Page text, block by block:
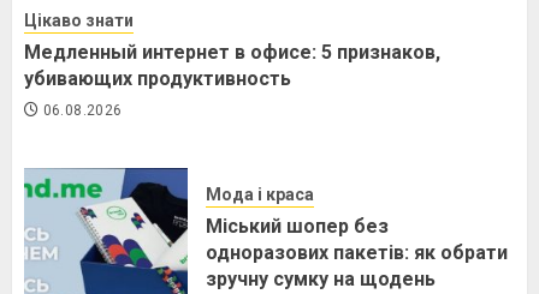
Цікаво знати
Медленный интернет в офисе: 5 признаков,
убивающих продуктивность
06.08.2026
Мода і краса
Міський шопер без
одноразових пакетів: як обрати
зручну сумку на щодень